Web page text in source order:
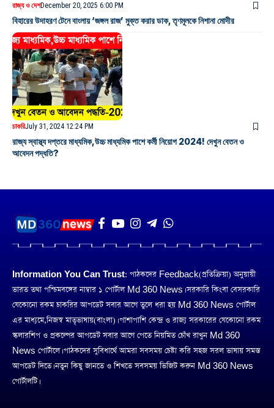
রাজ্য ও দেশDecember 20, 2025 6:00 PM
বিহারের উদাহরণ টেনে বাংলায় ‘জঙ্গল রাজ’ মুক্ত করার ডাক, তৃণমূলকে নিশানা মোদীর
চাকরিJuly 31, 2024 12:24 PM
রাজ্য স্বাস্থ্য দপ্তরে মাধ্যমিক,উচ্চ মাধ্যমিক পাশে কর্মী নিয়োগ 2024! দেখুন বেতন ও
আবেদন পদ্ধতি?
Information You Can Trust: পাঠকদের Feedback(প্রতিক্রিয়া) অনুয়ায়ী
ভারত তথা পশ্চিমবঙ্গের নাম্বার ১ পোর্টাল Md 360 News। সরকারি কিংবা বেসরকারি
যেকোনো রকম চাকরির আপডেট সবার আগে তুলে ধরা হয় Md 360 News পোর্টাল
এর মাধ্যমে,নিজস্ব মাতৃভাষায়(বাংলা)। পাশাপাশি কেন্দ্র ও রাজ্য সরকারের যেকোনো রকম
স্কলারশিপ ও প্রকল্পের আপডেট সবার আগে পেতে নিয়মিত চোঁখ রাখুন Md 360
News পোর্টালে। পাঠকদের সুবিধার্থে আমরা সবসময় চেষ্টা করি সহজ সরল ভাষায় সমস্ত
আপডেট দিতে। নতুন কিছু জানতে ও শিখতে সবসময় ভিজিট করুন Md 360 News
পোর্টালটি।